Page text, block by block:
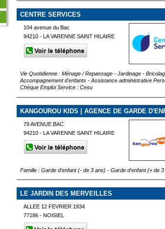
CENTRE SERVICES
104 avenue du Bac
94210 - LA VARENNE SAINT HILAIRE
Vie Quotidienne : Ménage / Repassage - Jardinage -
Accompagnement d'enfants - Assistance administrative
Chèque Emploi Service : Cesu
KANGOUROU KIDS | AGENCE DE GARDE
79 AVENUE BAC
94210 - LA VARENNE SAINT HILAIRE
Famille : Garde d'enfant (- de 3 ans) - Garde d'enfant (+ de
LE JARDIN DES MERVEILLES
ALLEE 12 FEVRIER 1934
77186 - NOISIEL